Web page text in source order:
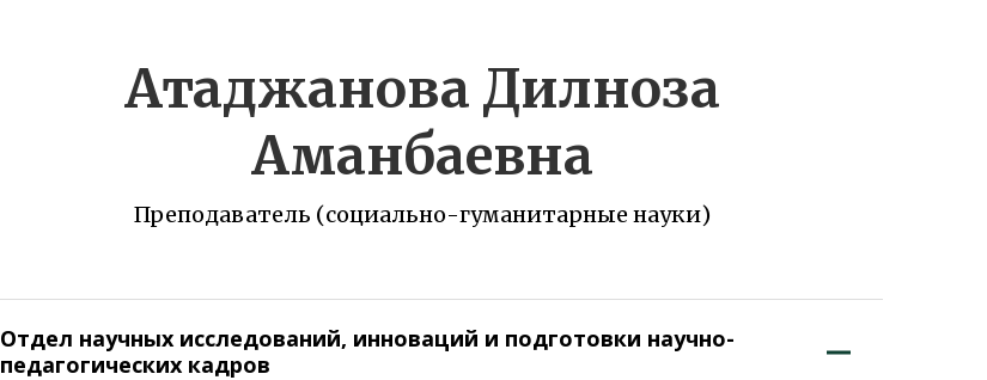
Атаджанова Дилноза
Аманбаевна
Преподаватель (социально-гуманитарные науки)
Отдел научных исследований, инноваций и подготовки научно-
педагогических кадров